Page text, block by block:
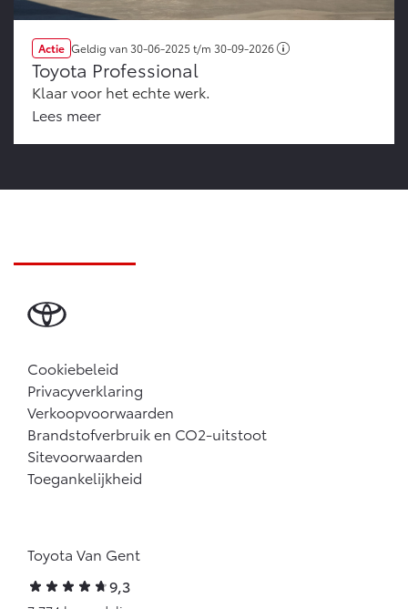
Vanaf € 89.986,-
Actie Geldig van30-06-2025 t/m 30-09-2026
Toyota Professional
Klaar voor het echte werk.
Lees meer
Cookiebeleid
Privacyverklaring
Verkoopvoorwaarden
Brandstofverbruik en CO2-uitstoot
Sitevoorwaarden
Toegankelijkheid
Toyota Van Gent
9,3